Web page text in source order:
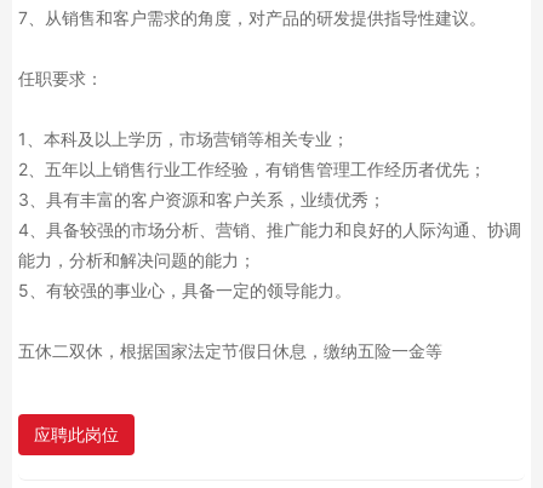
7、从销售和客户需求的角度，对产品的研发提供指导性建议。
任职要求：
1、本科及以上学历，市场营销等相关专业；
2、五年以上销售行业工作经验，有销售管理工作经历者优先；
3、具有丰富的客户资源和客户关系，业绩优秀；
4、具备较强的市场分析、营销、推广能力和良好的人际沟通、协调
能力，分析和解决问题的能力；
5、有较强的事业心，具备一定的领导能力。
五休二双休，根据国家法定节假日休息，缴纳五险一金等
应聘此岗位